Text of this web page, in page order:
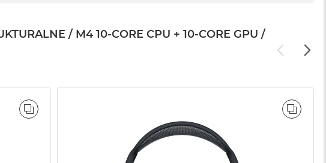
/ M4 10-CORE CPU + 10-CORE GPU /
PORÓWNAJ